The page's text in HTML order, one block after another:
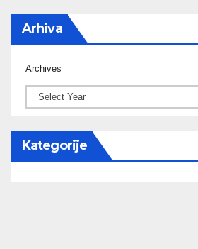
Arhiva
Archives
Kategorije